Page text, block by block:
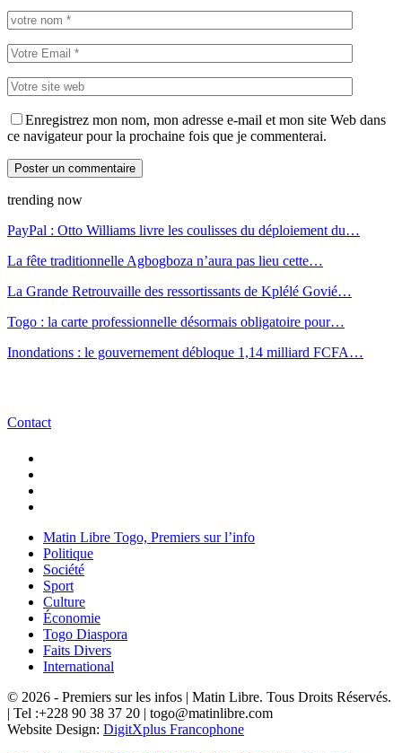
Enregistrez mon nom, mon adresse e-mail et mon site Web dans
ce navigateur pour la prochaine fois que je commenterai.
trending now
PayPal : Otto Williams livre les coulisses du déploiement du…
La fête traditionnelle Agbogboza n’aura pas lieu cette…
La Grande Retrouvaille des ressortissants de Kplélé Govié…
Togo : la carte professionnelle désormais obligatoire pour…
Inondations : le gouvernement débloque 1,14 milliard FCFA…
Contact
Matin Libre Togo, Premiers sur l’info
Politique
Société
Sport
Culture
Économie
Togo Diaspora
Faits Divers
International
© 2026 - Premiers sur les infos | Matin Libre. Tous Droits Réservés.
| Tel :+228 90 38 37 20 | togo@matinlibre.com
Website Design: DigitXplus Francophone